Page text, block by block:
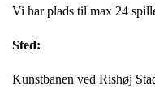
Vi har plads til max 24
Sted:
Kunstbanen ved Rishøj